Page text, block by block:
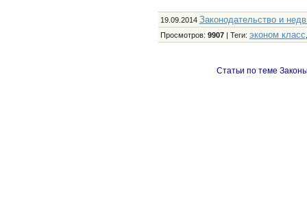
19.09.2014 Законодательство и
Просмотров: 9907| Теги: эконом класс
Статьи по теме